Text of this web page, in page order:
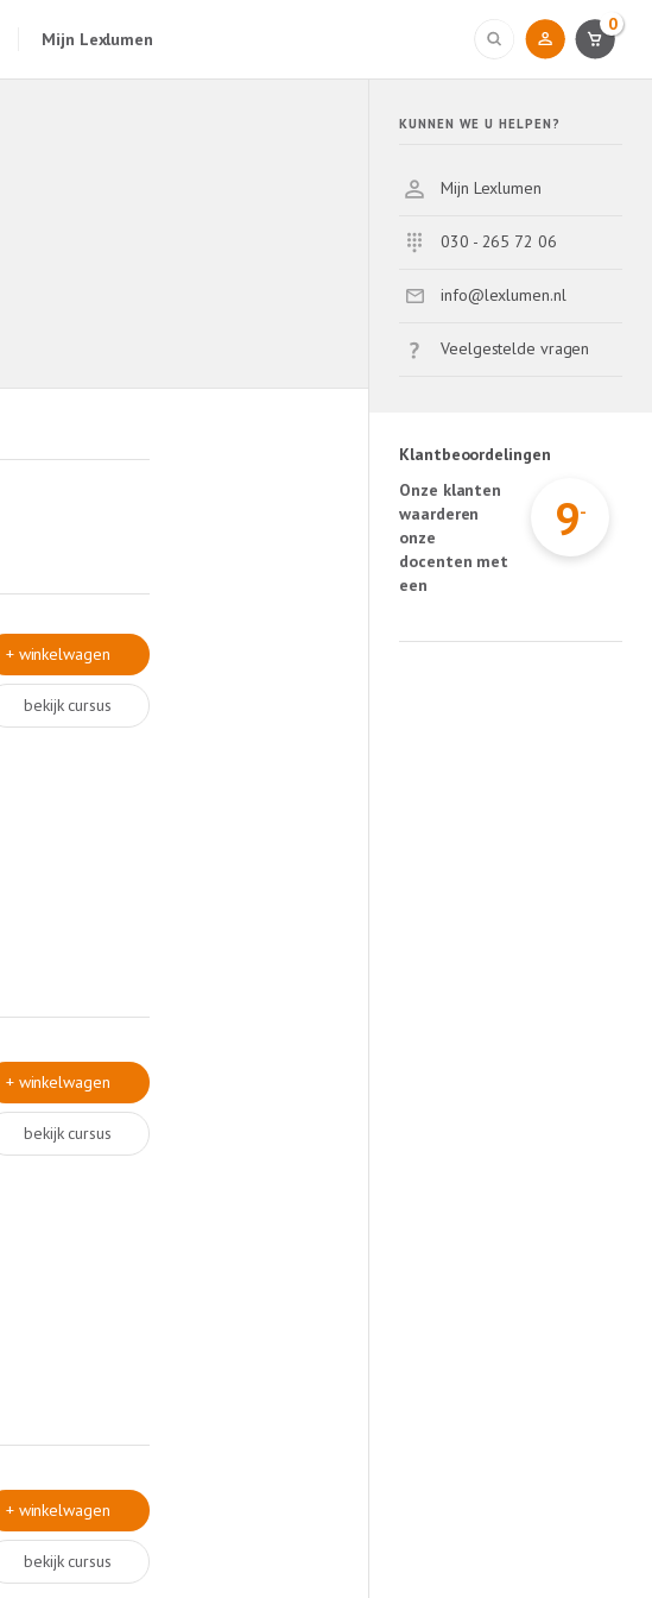
Mijn Lexlumen
0
+ winkelwagen
bekijk cursus
+ winkelwagen
bekijk cursus
+ winkelwagen
bekijk cursus
KUNNEN WE U HELPEN?
Mijn Lexlumen
030 - 265 72 06
info@lexlumen.nl
Veelgestelde vragen
Klantbeoordelingen
Onze klanten
waarderen
onze
docenten met
een
9-